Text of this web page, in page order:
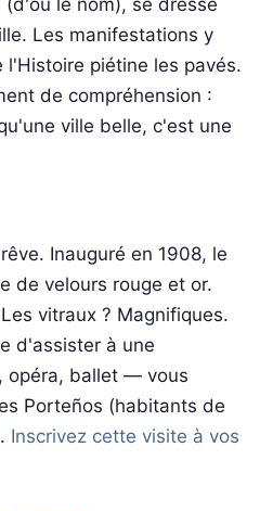
le nom), se dresse
Les manifestations y
piétine les pavés.
de compréhension :
ville belle, c'est une
Inauguré en 1908, le
de velours rouge et or.
vitraux ? Magnifiques.
d'assister à une
opéra, ballet — vous
Porteños (habitants de
Inscrivez cette visite à vos